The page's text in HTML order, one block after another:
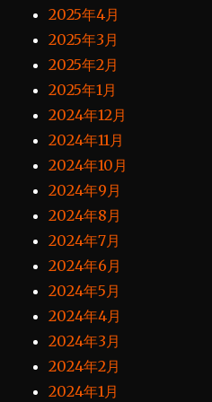
2025年4月
2025年3月
2025年2月
2025年1月
2024年12月
2024年11月
2024年10月
2024年9月
2024年8月
2024年7月
2024年6月
2024年5月
2024年4月
2024年3月
2024年2月
2024年1月